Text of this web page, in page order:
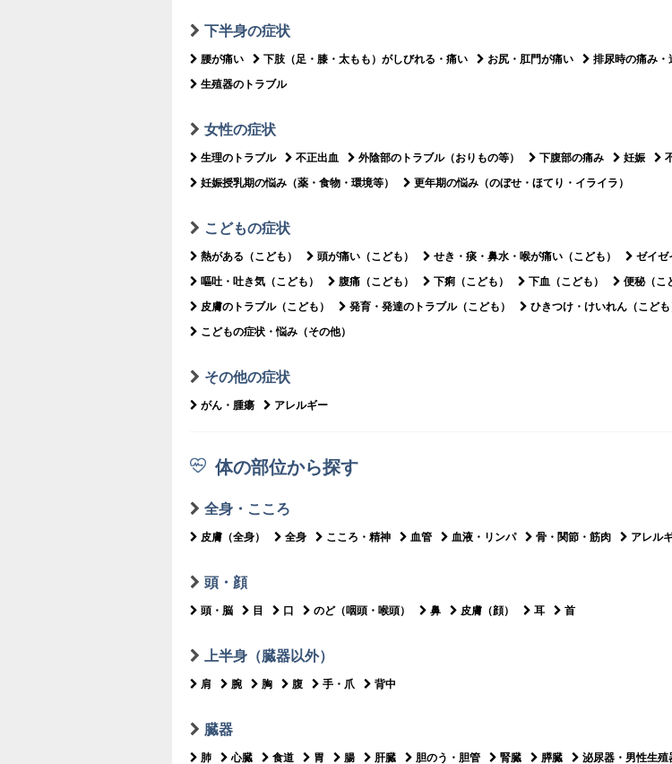
下半身の症状
腰が痛い 下肢（足・膝・太もも）がしびれる・痛い お尻・肛門が痛い 排尿時の痛み・
生殖器のトラブル
女性の症状
生理のトラブル 不正出血 外陰部のトラブル（おりもの等） 下腹部の痛み 妊娠
妊娠授乳期の悩み（薬・食物・環境等）
更年期の悩み（のぼせ・ほてり・イライラ）
こどもの症状
熱がある（こども） 頭が痛い（こども） せき・痰・鼻水・喉が痛い（こども） ゼイゼ
嘔吐・吐き気（こども）
腹痛（こども） 下痢（こども） 下血（こども） 便秘（こ
皮膚のトラブル（こども）
発育・発達のトラブル（こども） ひきつけ・けいれん（こども
こどもの症状・悩み（その他）
その他の症状
がん・腫瘍 アレルギー
体の部位から探す
全身・こころ
皮膚（全身） 全身 こころ・精神 血管 血液・リンパ 骨・関節・筋肉 アレル
頭・顔
頭・脳 目 口 のど（咽頭・喉頭） 鼻 皮膚（顔） 耳 首
上半身（臓器以外）
肩 腕 胸 腹 手・爪 背中
臓器
肺 心臓 食道 胃 腸 肝臓 胆のう・胆管 腎臓 膵臓 泌尿器・男性生殖